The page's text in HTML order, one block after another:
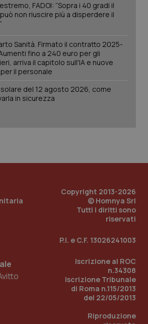
FADOI: “Sopra i 40 gradi il
non riuscire più a disperdere il
Sanità. Firmato il contratto 2025-
fino a 240 euro per gli
arriva il capitolo sull'IA e nuove
il personale
del 12 agosto 2026, come
in sicurezza
Copyright 2013-2026
© Homnya Srl
Tutti i diritti sono
riservati
P.I. e C.F. 13026241003
Iscrizione al ROC
n.34308
Iscrizione Tribunale
di Roma n.115/2013
del 22/05/2013
Riproduzione
Google LLC
.quotidianosanita.it
PHP.net
www.quotidianosanita.it